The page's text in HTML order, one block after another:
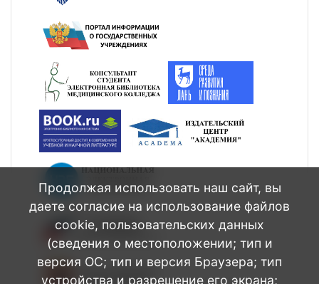
Продолжая использовать наш сайт, вы
даете согласие на использование файлов
cookie, пользовательских данных
(сведения о местоположении; тип и
версия ОС; тип и версия Браузера; тип
устройства и разрешение его экрана;